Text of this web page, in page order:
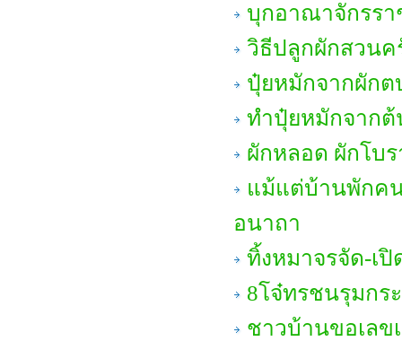
บุกอาณาจักรร
วิธีปลูกผักสวนค
ปุ๋ยหมักจากผัก
ทำปุ๋ยหมักจากต้
ผักหลอด ผักโบ
แม้แต่บ้านพักคน
อนาถา
ทิ้งหมาจรจัด-เ
8โจ๋ทรชนรุมกร
ชาวบ้านขอเลข